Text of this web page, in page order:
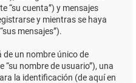
“su cuenta”) y mensajes
y mientras se haya
mensajes”).
un nombre único de
nombre de usuario”), una
la identificación (de aquí en